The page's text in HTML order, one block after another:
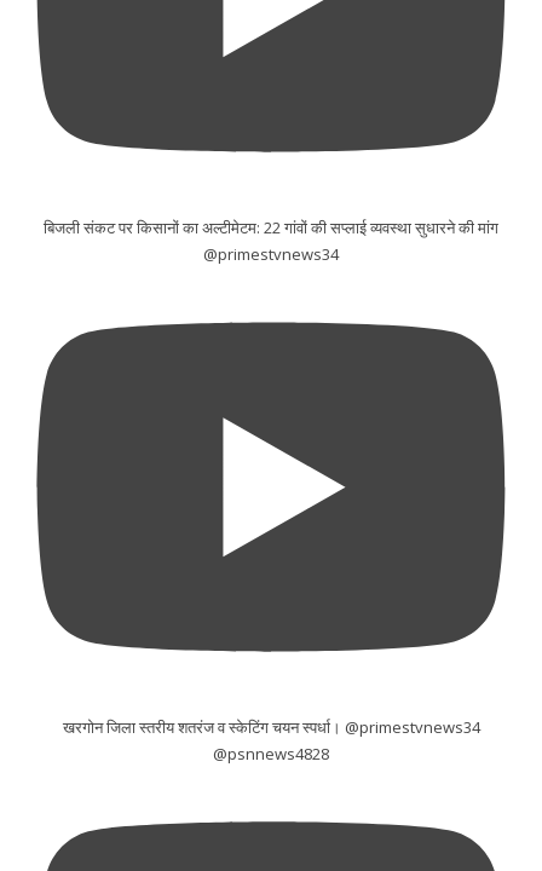
बिजली संकट पर किसानों का अल्टीमेटम: 22 गांवों की सप्लाई व्यवस्था सुधारने की मांग
@primestvnews34
खरगोन जिला स्तरीय शतरंज व स्केटिंग चयन स्पर्धा। @primestvnews34
@psnnews4828